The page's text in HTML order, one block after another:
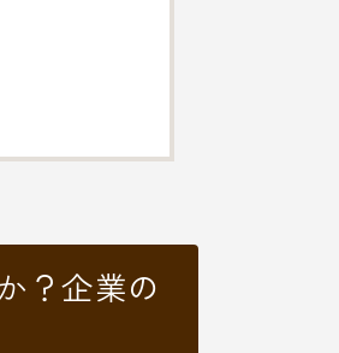
？企業の